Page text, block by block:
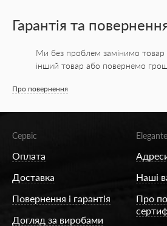
Гарантія та
Ми без проблем замінимо товар
інший товар або повернемо
Про повернення
Сервіс
Оплата
Доставка
Повернення і гарантія
Догляд за виробами
Elegante
Наші
Про